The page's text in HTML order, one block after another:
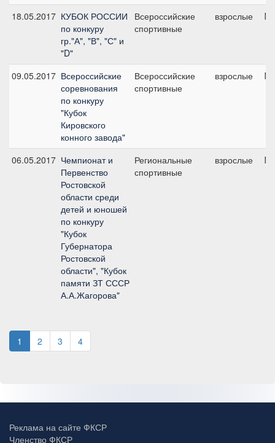
18.05.2017 КУБОК РОССИИ
по конкуру
гр."А", "В", "С" и
"D"
Всероссийские
спортивные
взрослые
09.05.2017 Всероссийские
соревнования
по конкуру
"Кубок
Кировского
конного завода"
Всероссийские
спортивные
взрослые
06.05.2017 Чемпионат и
Первенство
Ростовской
области среди
детей и юношей
по конкуру
"Кубок
Губернатора
Ростовской
области", "Кубок
памяти ЗТ СССР
А.А.Жагорова"
Региональные
спортивные
взрослые
1 2 3 4
Реклама на сайте ФКСР
Членство ФКСР